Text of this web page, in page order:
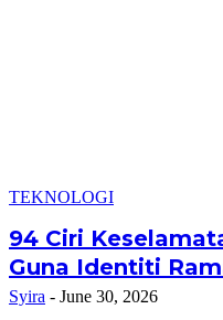
TEKNOLOGI
94 Ciri
Guna Identiti
Syira - June 30, 2026